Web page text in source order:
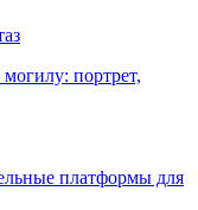
портрет,
платформы для